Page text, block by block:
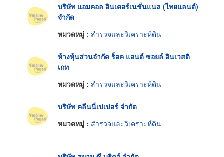
บริษัท แอมคอล อินเตอร์เนชั่นแนล (ไทยแลนด์)
จำกัด
หมวดหมู่ : สำรวจและวิเคราะห์ดิน
ห้างหุ้นส่วนจำกัด ร็อค แอนด์ ซอยล์ อินเวสติ
เกท
หมวดหมู่ : สำรวจและวิเคราะห์ดิน
บริษัท คลีนนี่เปเปอร์ จำกัด
หมวดหมู่ : สำรวจและวิเคราะห์ดิน